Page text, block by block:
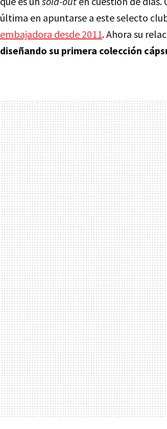
última en apuntarse a este selecto
embajadora desde 2011. Ahora su
diseñando su primera colección